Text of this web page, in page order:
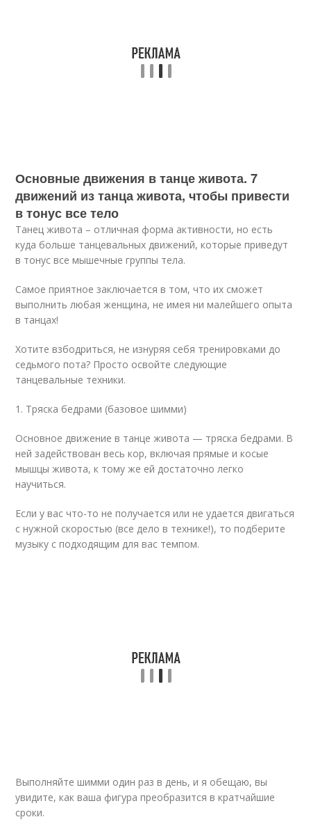
Основные движения в танце живота. 7
движений из танца живота, чтобы привести
в тонус все тело
Танец живота – отличная форма активности, но есть
куда больше танцевальных движений, которые приведут
в тонус все мышечные группы тела.
Самое приятное заключается в том, что их сможет
выполнить любая женщина, не имея ни малейшего опыта
в танцах!
Хотите взбодриться, не изнуряя себя тренировками до
седьмого пота? Просто освойте следующие
танцевальные техники.
1. Тряска бедрами (базовое шимми)
Основное движение в танце живота — тряска бедрами. В
ней задействован весь кор, включая прямые и косые
мышцы живота, к тому же ей достаточно легко
научиться.
Если у вас что-то не получается или не удается двигаться
с нужной скоростью (все дело в технике!), то подберите
музыку с подходящим для вас темпом.
Выполняйте шимми один раз в день, и я обещаю, вы
увидите, как ваша фигура преобразится в кратчайшие
сроки.